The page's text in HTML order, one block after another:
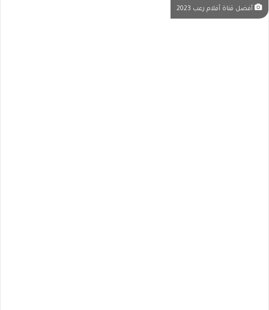
أفضل قناة أفلام رعب 2023